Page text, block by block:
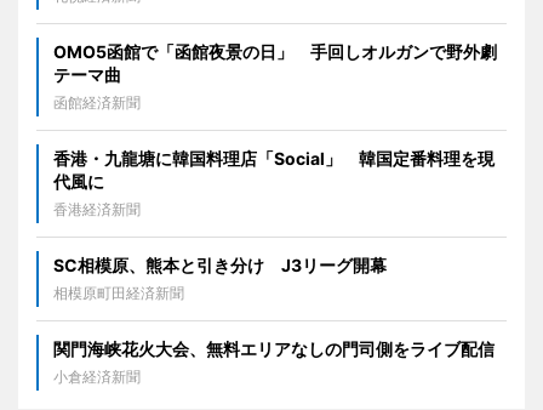
OMO5函館で「函館夜景の日」 手回しオルガンで野外劇
テーマ曲
函館経済新聞
香港・九龍塘に韓国料理店「Social」 韓国定番料理を現
代風に
香港経済新聞
SC相模原、熊本と引き分け J3リーグ開幕
相模原町田経済新聞
関門海峡花火大会、無料エリアなしの門司側をライブ配信
小倉経済新聞